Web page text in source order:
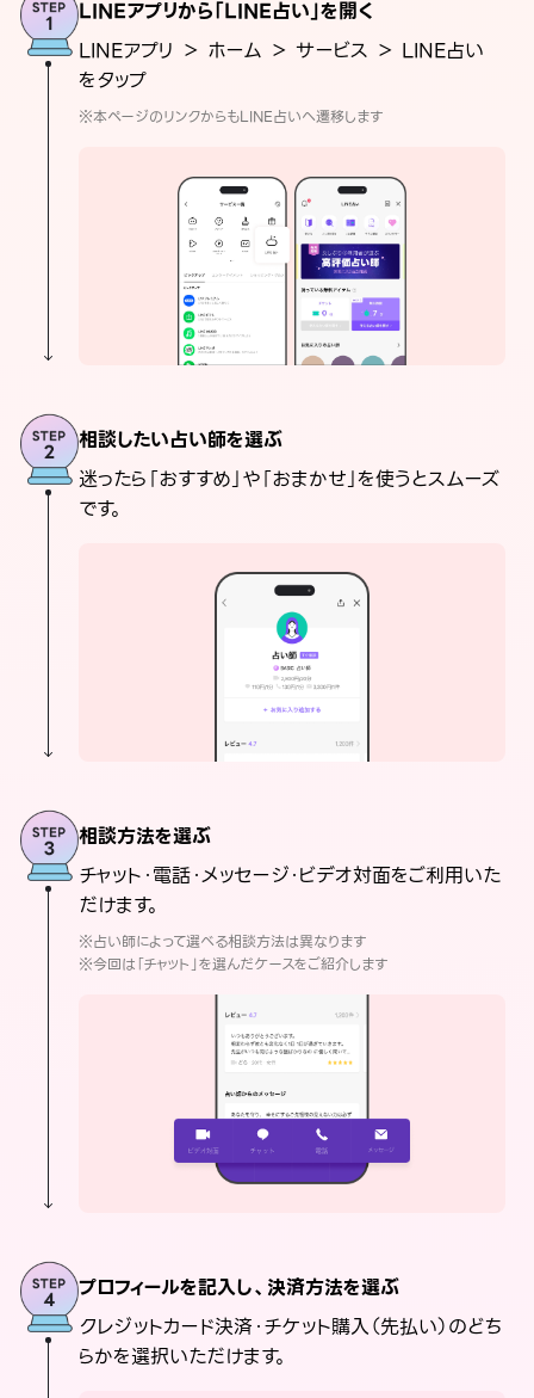
LINEアプリから「LINE占い」を開く
LINEアプリ ＞ ホーム ＞ サービス ＞ LINE占い
をタップ
※本ページのリンクからもLINE占いへ遷移します
相談したい占い師を選ぶ
迷ったら「おすすめ」や「おまかせ」を使うとスムーズ
です。
相談方法を選ぶ
チャット・電話・メッセージ・ビデオ対面をご利用いた
だけます。
※占い師によって選べる相談方法は異なります
※今回は「チャット」を選んだケースをご紹介します
プロフィールを記入し、決済方法を選ぶ
クレジットカード決済・チケット購入（先払い）のどち
らかを選択いただけます。